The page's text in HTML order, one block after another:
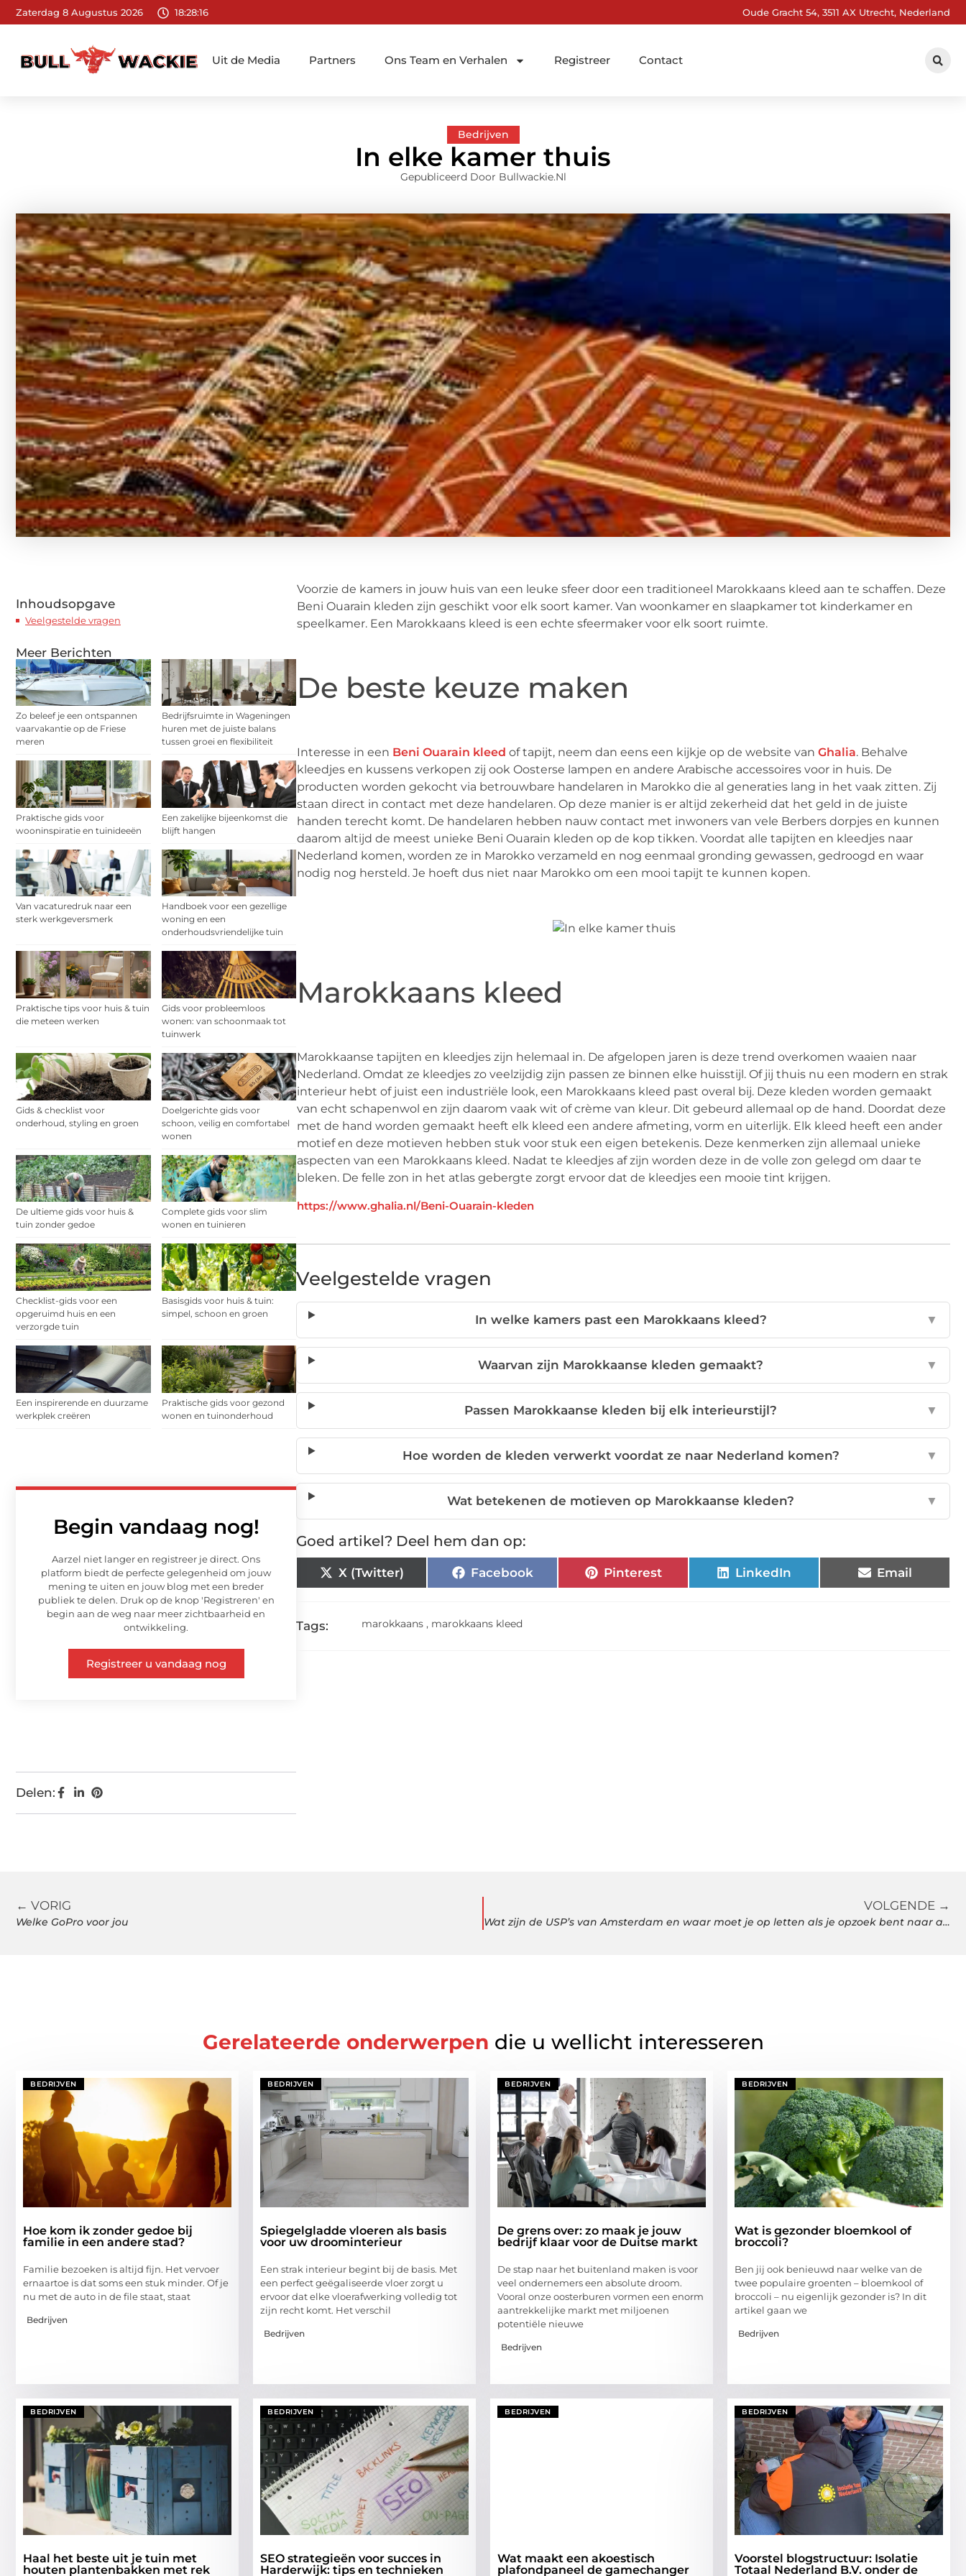
Zaterdag 8 Augustus 2026 18:28:18 Oude Gracht 54, 3511 AX Utrecht, Nederland
Uit de Media Partners Ons Team en Verhalen Registreer Contact
Bedrijven
In elke kamer thuis
Gepubliceerd Door Bullwackie.nl
Inhoudsopgave
Veelgestelde vragen
Meer Berichten
Zo beleef je een ontspannen
vaarvakantie op de Friese
meren
Bedrijfsruimte in Wageningen
huren met de juiste balans
tussen groei en flexibiliteit
Praktische gids voor
wooninspiratie en tuinideeën
Een zakelijke bijeenkomst die
blijft hangen
Van vacaturedruk naar een
sterk werkgeversmerk
Handboek voor een gezellige
woning en een
onderhoudsvriendelijke tuin
Praktische tips voor huis & tuin
die meteen werken
Gids voor probleemloos
wonen: van schoonmaak tot
tuinwerk
Gids & checklist voor
onderhoud, styling en groen
Doelgerichte gids voor
schoon, veilig en comfortabel
wonen
De ultieme gids voor huis &
tuin zonder gedoe
Complete gids voor slim
wonen en tuinieren
Checklist-gids voor een
opgeruimd huis en een
verzorgde tuin
Basisgids voor huis & tuin:
simpel, schoon en groen
Een inspirerende en duurzame
werkplek creëren
Praktische gids voor gezond
wonen en tuinonderhoud
Begin vandaag nog!
Aarzel niet langer en registreer je direct. Ons
platform biedt de perfecte gelegenheid om jouw
mening te uiten en jouw blog met een breder
publiek te delen. Druk op de knop 'Registreren' en
begin aan de weg naar meer zichtbaarheid en
ontwikkeling.
Registreer u vandaag nog
Delen:
Voorzie de kamers in jouw huis van een leuke sfeer door een traditioneel Marokkaans kleed aan te schaffen. Deze
Beni Ouarain kleden zijn geschikt voor elk soort kamer. Van woonkamer en slaapkamer tot kinderkamer en
speelkamer. Een Marokkaans kleed is een echte sfeermaker voor elk soort ruimte.
De beste keuze maken
Interesse in een Beni Ouarain kleed of tapijt, neem dan eens een kijkje op de website van Ghalia. Behalve
kleedjes en kussens verkopen zij ook Oosterse lampen en andere Arabische accessoires voor in huis. De
producten worden gekocht via betrouwbare handelaren in Marokko die al generaties lang in het vaak zitten. Zij
staan direct in contact met deze handelaren. Op deze manier is er altijd zekerheid dat het geld in de juiste
handen terecht komt. De handelaren hebben nauw contact met inwoners van vele Berbers dorpjes en kunnen
daarom altijd de meest unieke Beni Ouarain kleden op de kop tikken. Voordat alle tapijten en kleedjes naar
Nederland komen, worden ze in Marokko verzameld en nog eenmaal gronding gewassen, gedroogd en waar
nodig nog hersteld. Je hoeft dus niet naar Marokko om een mooi tapijt te kunnen kopen.
Marokkaans kleed
Marokkaanse tapijten en kleedjes zijn helemaal in. De afgelopen jaren is deze trend overkomen waaien naar
Nederland. Omdat ze kleedjes zo veelzijdig zijn passen ze binnen elke huisstijl. Of jij thuis nu een modern en strak
interieur hebt of juist een industriële look, een Marokkaans kleed past overal bij. Deze kleden worden gemaakt
van echt schapenwol en zijn daarom vaak wit of crème van kleur. Dit gebeurd allemaal op de hand. Doordat deze
met de hand worden gemaakt heeft elk kleed een andere afmeting, vorm en uiterlijk. Elk kleed heeft een ander
motief en deze motieven hebben stuk voor stuk een eigen betekenis. Deze kenmerken zijn allemaal unieke
aspecten van een Marokkaans kleed. Nadat te kleedjes af zijn worden deze in de volle zon gelegd om daar te
bleken. De felle zon in het atlas gebergte zorgt ervoor dat de kleedjes een mooie tint krijgen.
https://www.ghalia.nl/Beni-Ouarain-kleden
Veelgestelde vragen
In welke kamers past een Marokkaans kleed? ▼
Waarvan zijn Marokkaanse kleden gemaakt? ▼
Passen Marokkaanse kleden bij elk interieurstijl? ▼
Hoe worden de kleden verwerkt voordat ze naar Nederland komen? ▼
Wat betekenen de motieven op Marokkaanse kleden? ▼
Goed artikel? Deel hem dan op:
X (Twitter) Facebook Pinterest LinkedIn Email
Tags: marokkaans , marokkaans kleed
← VORIG
Welke GoPro voor jou
VOLGENDE →
Wat zijn de USP’s van Amsterdam en waar moet je op letten als je opzoek bent naar aanbiedingen?
Gerelateerde onderwerpen die u wellicht interesseren
BEDRIJVEN
Hoe kom ik zonder gedoe bij
familie in een andere stad?
Familie bezoeken is altijd fijn. Het vervoer
ernaartoe is dat soms een stuk minder. Of je
nu met de auto in de file staat, staat
Bedrijven
BEDRIJVEN
Spiegelgladde vloeren als basis
voor uw droominterieur
Een strak interieur begint bij de basis. Met
een perfect geëgaliseerde vloer zorgt u
ervoor dat elke vloerafwerking volledig tot
zijn recht komt. Het verschil
Bedrijven
BEDRIJVEN
De grens over: zo maak je jouw
bedrijf klaar voor de Duitse markt
De stap naar het buitenland maken is voor
veel ondernemers een absolute droom.
Vooral onze oosterburen vormen een enorm
aantrekkelijke markt met miljoenen
potentiële nieuwe
Bedrijven
BEDRIJVEN
Wat is gezonder bloemkool of
broccoli?
Ben jij‍ ook benieuwd naar welke van ​de⁣
twee populaire groenten​ – bloemkool of⁢
broccoli – nu ⁢eigenlijk gezonder ⁤is? In dit
artikel gaan we
Bedrijven
BEDRIJVEN
Haal het beste uit je tuin met
houten plantenbakken met rek
BEDRIJVEN
SEO strategieën voor succes in
Harderwijk: tips en technieken
BEDRIJVEN
Wat maakt een akoestisch
plafondpaneel de gamechanger
BEDRIJVEN
Voorstel blogstructuur: Isolatie
Totaal Nederland B.V. onder de